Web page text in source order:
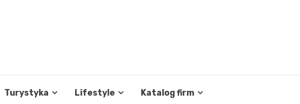
Turystyka Lifestyle Katalog firm